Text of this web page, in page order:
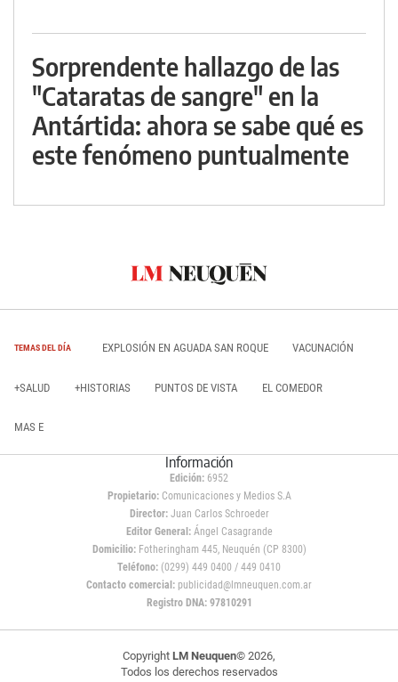
Sorprendente hallazgo de las
"Cataratas de sangre" en la
Antártida: ahora se sabe qué es
este fenómeno puntualmente
TEMAS DEL DÍA EXPLOSIÓN EN AGUADA SAN ROQUE VACUNACIÓN
+SALUD +HISTORIAS PUNTOS DE VISTA EL COMEDOR
MAS E
Información
Edición: 6952
Propietario:Comunicaciones y Medios S.A
Director: Juan Carlos Schroeder
Editor General:Ángel Casagrande
Domicilio:Fotheringham 445, Neuquén (CP 8300)
Teléfono: (0299) 449 0400 / 449 0410
Contacto comercial: publicidad@lmneuquen.com.ar
Registro DNA: 97810291
Copyright LM Neuquen© 2026,
Todos los derechos reservados